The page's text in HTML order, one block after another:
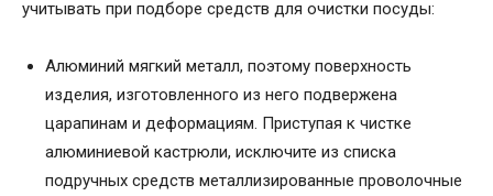
учитывать при подборе средств для очистки посуды:
Алюминий мягкий металл, поэтому поверхность
изделия, изготовленного из него подвержена
царапинам и деформациям. Приступая к чистке
алюминиевой кастрюли, исключите из списка
подручных средств металлизированные проволочные